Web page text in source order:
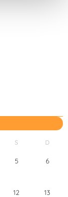
S D
5 6
12 13